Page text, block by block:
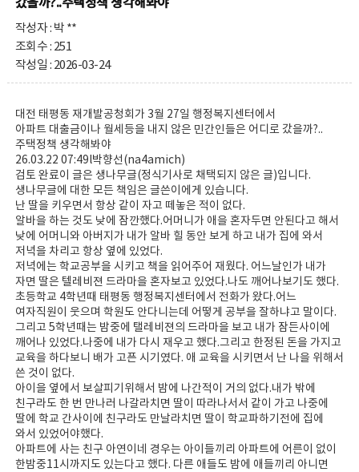
갔을까?..주택정책 생각해봐야
작성자 : 박 **
조회수 : 251
작성일 : 2026-03-24
대전 태평동 재개발공청회가 3월 27일 행정복지센터에서
아파트 대출금이나 월세등을 내지 않은 민간인들은 어디로 갔을까?..
주택정책 생각해봐야
26.03.22 07:49l박향선(na4amich)
검토 완료이 글은 생나무글(정식기사로 채택되지 않은 글)입니다.
생나무글에 대한 모든 책임은 글쓴이에게 있습니다.
난 딸을 키우면서 항상 같이 자고 떼놓은 적이 없다.
알바을 하는 것도 낮에 잠깐했다.어머니가 애을 혼자두면 안된다고 해서
낮에 어머니와 아버지가 내가 알바 힐 동안 보게 하고 내가 집에 와서
저녁을 차리고 항상 옆에 있었다.
저녁에는 학교공부을 시키고 책을 읽어주어 재웠다. 어느날인가 내가
자면 딸은 텔레비젼 드라마을 혼자보고 있었다.나도 깨어나보기도 했다.
초등학교 4학년때 태평동 행정복지센터에서 전화가 왔다.어느
여자직원이 웃으며 학원도 안다니는데 어떻게 공부을 잘하냐고 말이다.
그리고 5학년때는 밤중에 탤레비젼의 드라마을 보고 내가 잠든사이에
깨어나 있었다.나중에 내가 다시 재우고 했다.그리고 한정된 돈을 가지고
교육을 하다보니 배가 고픈 시기였다. 애 교육을 시키면서 난 나을 위해서
쓴 것이 없다.
아이을 옆에서 보살피기위해서 밤에 나간적이 거의 없다.내가 밖에
친구라도 한 번 만나러 나갈라치면 딸이 따라나서서 같이 가고 나중에
딸에 학교 간사이에 친구라도 만날라치면 딸이 학교파하기전에 집에
와서 있었어야했다.
아파트에 사는 친구 아연이네 경우는 아이들끼리 아파트에 어른이 없이
한밤중11시까지도 있는다고 했다. 다른 애들도 밤에 애들끼리 아니면